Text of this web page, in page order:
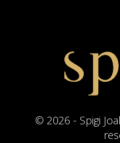
© 2026 - Spigi